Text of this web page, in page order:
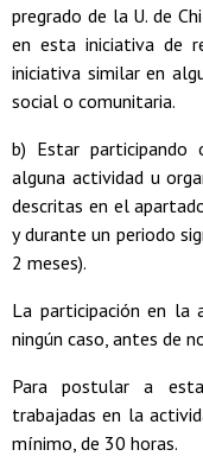
pregrado de la U. de
en esta iniciativa de
iniciativa similar en
social o comunitaria.
b) Estar participando
alguna actividad u
descritas en el
y durante un periodo
2 meses).
La participación en la
ningún caso, antes de
Para postular a
trabajadas en la
mínimo, de 30 horas.